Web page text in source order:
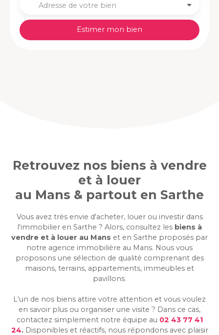
Adresse de votre bien
Estimer mon bien
Retrouvez nos biens à vendre
et à louer
au Mans & partout en Sarthe
Vous avez très envie d'acheter, louer ou investir dans
l'immobilier en Sarthe ? Alors, consultez les biens à
vendre et à louer au Mans et en Sarthe proposés par
notre agence immobilière au Mans. Nous vous
proposons une sélection de qualité comprenant des
maisons, terrains, appartements, immeubles et
pavillons.
L'un de nos biens attire votre attention et vous voulez
en savoir plus ou organiser une visite ? Dans ce cas,
contactez simplement notre équipe au 02 43 77 41
24. Disponibles et réactifs, nous répondons avec plaisir